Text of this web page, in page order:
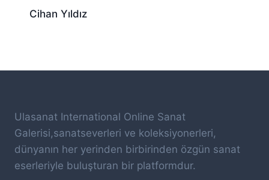
Cihan Yıldız
Ulasanat International Online Sanat
Galerisi,sanatseverleri ve koleksiyonerleri,
dünyanın her yerinden birbirinden özgün sanat
eserleriyle buluşturan bir platformdur.